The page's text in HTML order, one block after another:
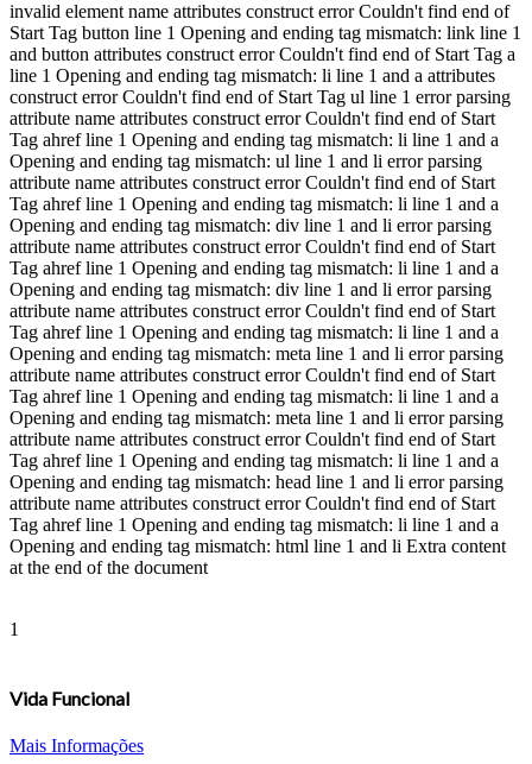
invalid element name attributes construct error Couldn't find end of
Start Tag button line 1 Opening and ending tag mismatch: link line 1
and button attributes construct error Couldn't find end of Start Tag a
line 1 Opening and ending tag mismatch: li line 1 and a attributes
construct error Couldn't find end of Start Tag ul line 1 error parsing
attribute name attributes construct error Couldn't find end of Start
Tag ahref line 1 Opening and ending tag mismatch: li line 1 and a
Opening and ending tag mismatch: ul line 1 and li error parsing
attribute name attributes construct error Couldn't find end of Start
Tag ahref line 1 Opening and ending tag mismatch: li line 1 and a
Opening and ending tag mismatch: div line 1 and li error parsing
attribute name attributes construct error Couldn't find end of Start
Tag ahref line 1 Opening and ending tag mismatch: li line 1 and a
Opening and ending tag mismatch: div line 1 and li error parsing
attribute name attributes construct error Couldn't find end of Start
Tag ahref line 1 Opening and ending tag mismatch: li line 1 and a
Opening and ending tag mismatch: meta line 1 and li error parsing
attribute name attributes construct error Couldn't find end of Start
Tag ahref line 1 Opening and ending tag mismatch: li line 1 and a
Opening and ending tag mismatch: meta line 1 and li error parsing
attribute name attributes construct error Couldn't find end of Start
Tag ahref line 1 Opening and ending tag mismatch: li line 1 and a
Opening and ending tag mismatch: head line 1 and li error parsing
attribute name attributes construct error Couldn't find end of Start
Tag ahref line 1 Opening and ending tag mismatch: li line 1 and a
Opening and ending tag mismatch: html line 1 and li Extra content
at the end of the document
1
Vida Funcional
Mais Informações